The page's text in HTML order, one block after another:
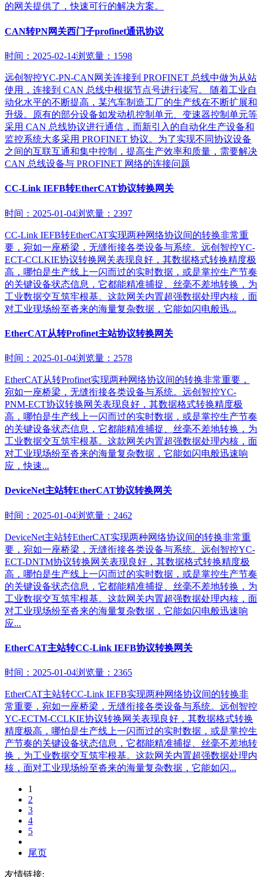
的网关提供了，快速可行的解决方案。
CAN转PN网关西门子profinet通讯协议
时间：2025-02-14浏览量：1598
远创智控YC-PN-CAN网关连接到 PROFINET 总线中做为从站
使用，连接到 CAN 总线中根据节点号进行读写。 随着工业自
动化水平的不断提高，某汽车制造工厂的生产线在不断扩展和
升级。原有的部分设备如发动机控制单元、变速器控制单元等
采用 CAN 总线协议进行通信，而新引入的自动化生产设备和
监控系统大多采用 PROFINET 协议。为了实现不同协议设备
之间的互联互通和集中控制，提高生产效率和质量，需要解决
CAN 总线设备与 PROFINET 网络的连接问题
CC-Link IEFB转EtherCAT协议转换网关
时间：2025-01-04浏览量：2397
CC-Link IEFB转EtherCAT实现两种网络协议间的转换非常重
要，宛如一座桥梁，无缝衔接各类设备与系统。远创智控YC-
ECT-CCLKIE协议转换网关表现良好，其数据格式转换精度极
高，哪怕是生产线上一闪而过的实时数据，或是掌控生产节奏
的关键设备状态信息，它都能精准捕捉、丝毫不差地转换，为
工业数据交互筑牢根基。这款网关内置超强数据处理内核，面
对工业现场纷至沓来的海量复杂数据，它能如闪电般迅...
EtherCAT从转Profinet主站协议转换网关
时间：2025-01-04浏览量：2578
EtherCAT从转Profinet实现两种网络协议间的转换非常重要，
宛如一座桥梁，无缝衔接各类设备与系统。远创智控YC-
PNM-ECT协议转换网关表现良好，其数据格式转换精度极
高，哪怕是生产线上一闪而过的实时数据，或是掌控生产节奏
的关键设备状态信息，它都能精准捕捉、丝毫不差地转换，为
工业数据交互筑牢根基。这款网关内置超强数据处理内核，面
对工业现场纷至沓来的海量复杂数据，它能如闪电般迅速响
应，快速...
DeviceNet主站转EtherCAT协议转换网关
时间：2025-01-04浏览量：2462
DeviceNet主站转EtherCAT实现两种网络协议间的转换非常重
要，宛如一座桥梁，无缝衔接各类设备与系统。远创智控YC-
ECT-DNTM协议转换网关表现良好，其数据格式转换精度极
高，哪怕是生产线上一闪而过的实时数据，或是掌控生产节奏
的关键设备状态信息，它都能精准捕捉、丝毫不差地转换，为
工业数据交互筑牢根基。这款网关内置超强数据处理内核，面
对工业现场纷至沓来的海量复杂数据，它能如闪电般迅速响
应...
EtherCAT主站转CC-Link IEFB协议转换网关
时间：2025-01-04浏览量：2365
EtherCAT主站转CC-Link IEFB实现两种网络协议间的转换非
常重要，宛如一座桥梁，无缝衔接各类设备与系统。远创智控
YC-ECTM-CCLKIE协议转换网关表现良好，其数据格式转换
精度极高，哪怕是生产线上一闪而过的实时数据，或是掌控生
产节奏的关键设备状态信息，它都能精准捕捉、丝毫不差地转
换，为工业数据交互筑牢根基。这款网关内置超强数据处理内
核，面对工业现场纷至沓来的海量复杂数据，它能如闪...
1
2
3
4
5
尾页
友情链接: